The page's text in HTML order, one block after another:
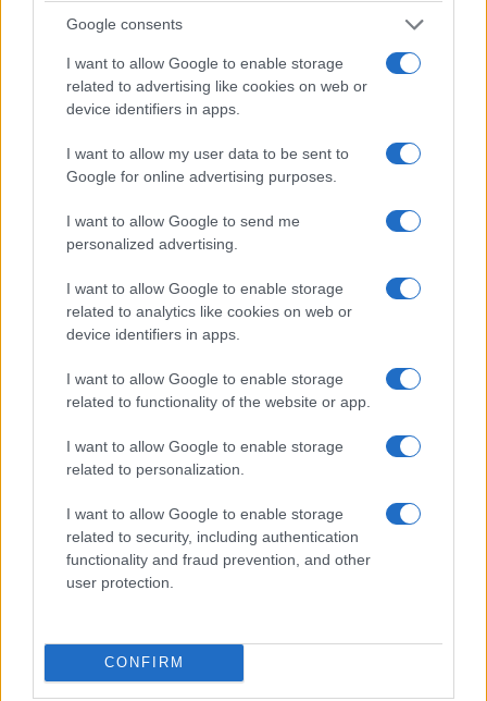
Google consents
I want to allow Google to enable storage
related to advertising like cookies on web or
device identifiers in apps.
I want to allow my user data to be sent to
Google for online advertising purposes.
I want to allow Google to send me
personalized advertising.
I want to allow Google to enable storage
related to analytics like cookies on web or
device identifiers in apps.
I want to allow Google to enable storage
related to functionality of the website or app.
I want to allow Google to enable storage
related to personalization.
I want to allow Google to enable storage
related to security, including authentication
functionality and fraud prevention, and other
user protection.
CONFIRM
Europa League: Με τον ηττημένο του Λέφσκι
Σόφιας – Καϊράτ Αλμάτι ο ΠΑΟΚ – Απέφυγε τα
μεγαθήρια ο ΟΦΗ
3/08/2026 - 2:40μμ
ΑΘΛΗΤΙΣΜΟΣ
Champions League: Βατή η κλήρωση της ΑΕΚ στα
πλέι οφ – Ο αντίπαλος του Ολυμπιακού
3/08/2026 - 1:54μμ